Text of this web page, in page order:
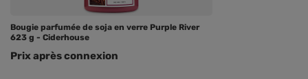
Bougie parfumée de soja en verre Purple River
623 g - Ciderhouse
Prix ​​après connexion